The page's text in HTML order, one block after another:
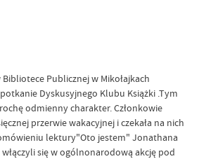
Bibliotece Publicznej w Mikołajkach
Dyskusyjnego Klubu Książki .Tym
odmienny charakter. Członkowie
przerwie wakacyjnej i czekała na nich
lektury"Oto jestem" Jonathana
się w ogólnonarodową akcję pod